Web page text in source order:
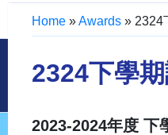
Home »Awards » 2324
2324下學
2023-2024年度 下